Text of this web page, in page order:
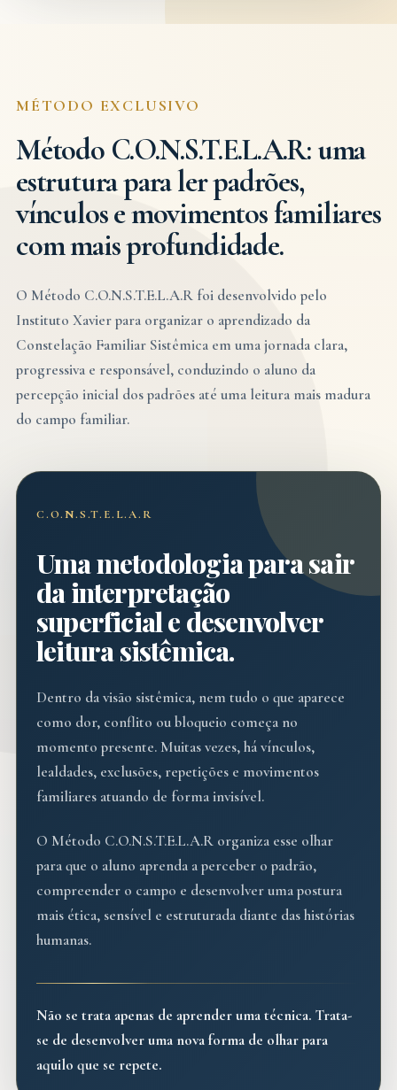
MÉTODO EXCLUSIVO
Método C.O.N.S.T.E.L.A.R: uma
estrutura para ler padrões,
vínculos e movimentos familiares
com mais profundidade.
O Método C.O.N.S.T.E.L.A.R foi desenvolvido pelo
Instituto Xavier para organizar o aprendizado da
Constelação Familiar Sistêmica em uma jornada clara,
progressiva e responsável, conduzindo o aluno da
percepção inicial dos padrões até uma leitura mais madura
do campo familiar.
C.O.N.S.T.E.L.A.R
Uma metodologia para sair
da interpretação
superficial e desenvolver
leitura sistêmica.
Dentro da visão sistêmica, nem tudo o que aparece
como dor, conflito ou bloqueio começa no
momento presente. Muitas vezes, há vínculos,
lealdades, exclusões, repetições e movimentos
familiares atuando de forma invisível.
O Método C.O.N.S.T.E.L.A.R organiza esse olhar
para que o aluno aprenda a perceber o padrão,
compreender o campo e desenvolver uma postura
mais ética, sensível e estruturada diante das histórias
humanas.
Não se trata apenas de aprender uma técnica. Trata-
se de desenvolver uma nova forma de olhar para
aquilo que se repete.